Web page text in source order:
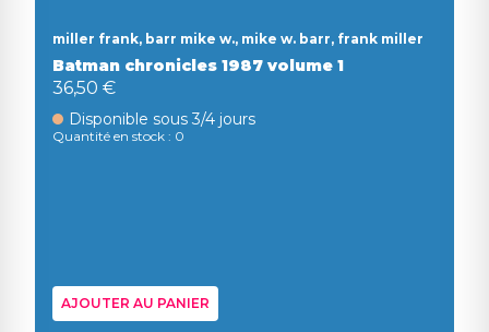
miller frank, barr mike w., mike w. barr, frank miller
Batman chronicles 1987 volume 1
36,50 €
Disponible sous 3/4 jours
Quantité en stock : 0
AJOUTER AU PANIER